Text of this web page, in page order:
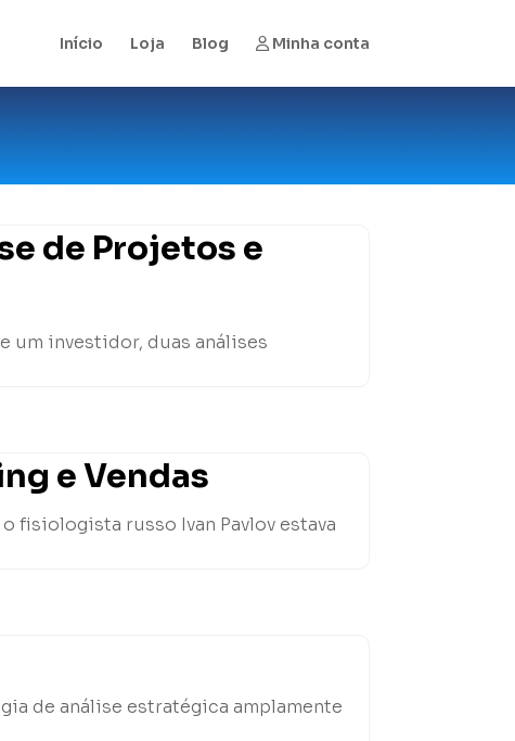
Início Loja Blog Minha conta
de Projetos e
um investidor, duas análises
e Vendas
fisiologista russo Ivan Pavlov estava
de análise estratégica amplamente